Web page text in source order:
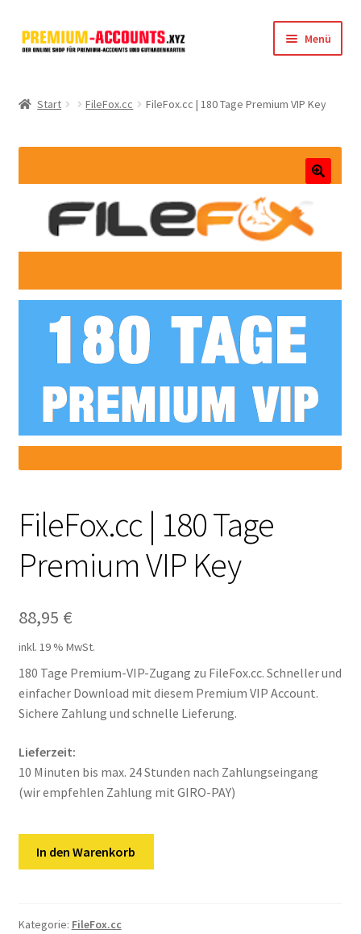
Zur
Navigation
Zum
Inhalt
Menü
Depositfiles
TakeFile
HotLink
Filespace
VipFile.cc
Ex-Load
Impressum
Kontakt
Versandinfos
Zahlungsarten
Start FileFox.cc FileFox.cc | 180 Tage Premium VIP Key
FileFox.cc | 180 Tage
Premium VIP Key
88,95 €
inkl. 19 % MwSt.
180 Tage Premium-VIP-Zugang zu FileFox.cc. Schneller und
einfacher Download mit diesem Premium VIP Account.
Sichere Zahlung und schnelle Lieferung.
Lieferzeit:
10 Minuten bis max. 24 Stunden nach Zahlungseingang
(wir empfehlen Zahlung mit GIRO-PAY)
Premium
In den Warenkorb
Kategorie: FileFox.cc